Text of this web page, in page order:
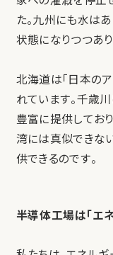
た。九州にも水は
状態になりつつあり
北海道は「日本の
れています。千歳
豊富に提供してお
湾には真似できな
供できるのです。
半導体工場は「エ